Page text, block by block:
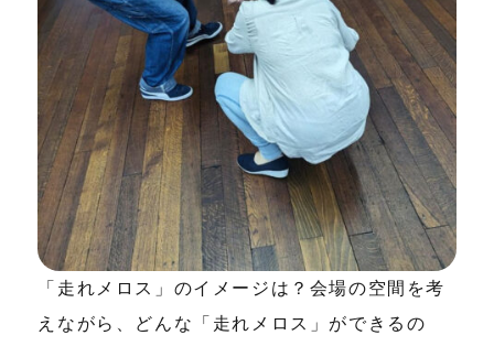
「走れメロス」のイメージは？会場の空間を考
えながら、どんな「走れメロス」ができるの